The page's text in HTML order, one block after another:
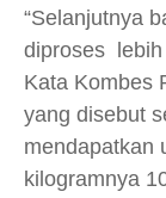
“Selanjutnya
diproses lebih
Kata Kombes
yang disebut
mendapatkan
kilogramnya